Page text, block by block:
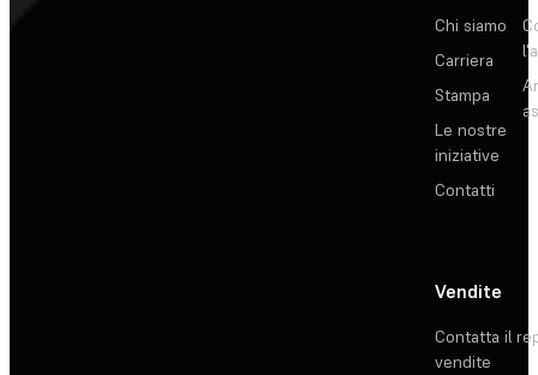
Chi siamo
Carriera
Stampa
Le nostre
iniziative
Contatti
Vendite
Contatta il
vendite